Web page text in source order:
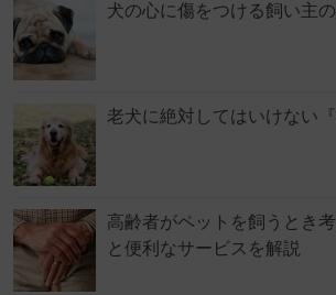
犬の心に傷をつける飼い主
老犬に絶対してはいけない
高齢者がペットを飼うとき
と便利なサービスを解説